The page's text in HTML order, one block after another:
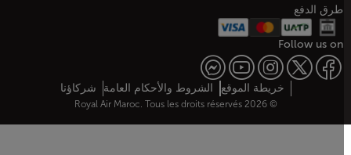
طرق الدفع
Follow us on
Web map links
خريطة الموقع الشروط والأحكام العامة شركاؤنا
© 2026 Royal Air Maroc. Tous les droits réservés